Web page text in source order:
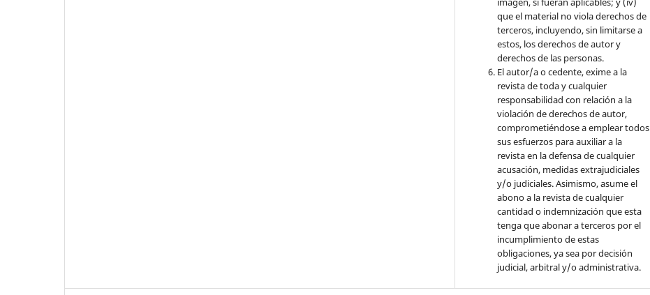
que el material no viola derechos de
terceros, incluyendo, sin limitarse a
estos, los derechos de autor y
derechos de las personas.
El autor/a o cedente, exime a la
revista de toda y cualquier
responsabilidad con relación a la
violación de derechos de autor,
comprometiéndose a emplear todos
sus esfuerzos para auxiliar a la
revista en la defensa de cualquier
acusación, medidas extrajudiciales
y/o judiciales. Asimismo, asume el
abono a la revista de cualquier
cantidad o indemnización que esta
tenga que abonar a terceros por el
incumplimiento de estas
obligaciones, ya sea por decisión
judicial, arbitral y/o administrativa.